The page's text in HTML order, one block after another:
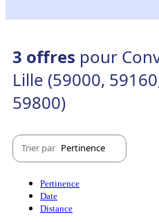
3 offres pour
Lille (59000,
59800)
Trier par Pertinence
Pertinence
Date
Distance